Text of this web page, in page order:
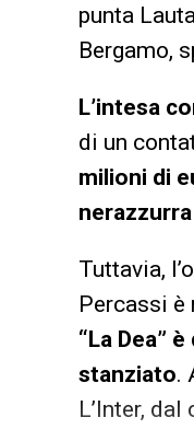
punta
Bergamo,
L’intesa
di un
milioni di
Tuttavia,
Percassi è
“La Dea”
stanziato.
L’Inter,